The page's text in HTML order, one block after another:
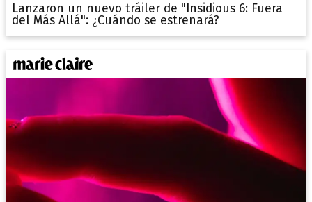
Lanzaron un nuevo tráiler de "Insidious 6: Fuera
del Más Allá": ¿Cuándo se estrenará?